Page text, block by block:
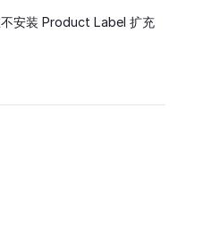
不安装 Product Label 扩充